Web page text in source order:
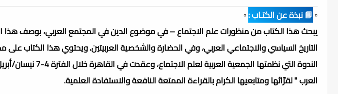
▫️📘 نبذة عن الكتـاب :▫️
يبحث هذا الكتاب من منظورات علم الاجتماع – في موضوع الدين في المجتمع العربي، بوصف هذا
التاريخ السياسي والاجتماعي العربي، وفي الحضارة والشخصية العربيتين. ويحتوي هذا الكتاب
العرب " لقرّائها ومتابعيها الكرام بالقراءة الممتعة النافعة والاستفادة العلمية.